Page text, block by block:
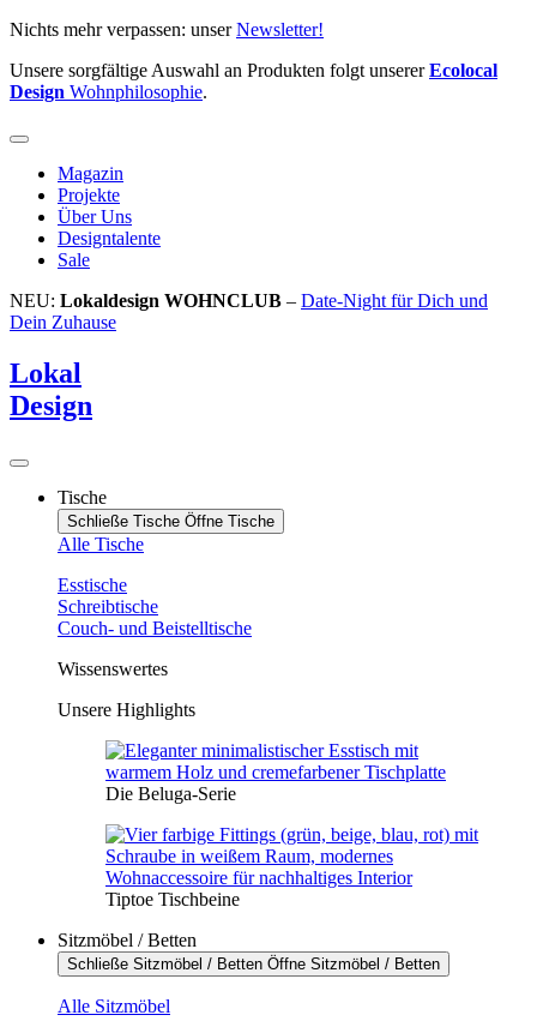
Zum
springen
Nichts mehr verpassen: unserNewsletter!
Unsere sorgfältige Auswahl an Produkten folgt unsererEcolocal
Design Wohnphilosophie.
Magazin
Projekte
Über Uns
Designtalente
Sale
NEU: Lokaldesign WOHNCLUB – Date-Night für Dich und
Dein Zuhause
Lokal
Design
Tische
Schließe Tische Öffne Tische
Alle Tische
Esstische
Schreibtische
Couch- und Beistelltische
Wissenswertes
Unsere Highlights
Die Beluga-Serie
Tiptoe Tischbeine
Sitzmöbel / Betten
Schließe Sitzmöbel / Betten Öffne Sitzmöbel / Betten
Alle Sitzmöbel